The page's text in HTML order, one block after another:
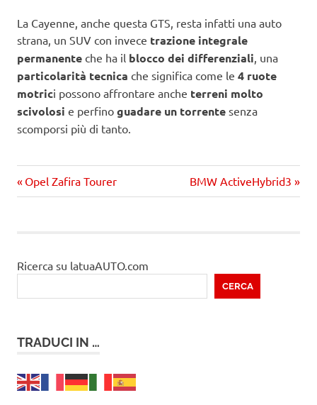
La Cayenne, anche questa GTS, resta infatti una auto
strana, un SUV con invece trazione integrale
permanente che ha il blocco dei differenziali , una
particolarità tecnica che significa come le 4 ruote
motrici possono affrontare anche terreni molto
scivolosi e perfino guadare un torrente senza
scomporsi più di tanto.
Navigazione
Precedente
articolo:
Opel Zafira Tourer
Prossimo
articolo
BMW ActiveHybrid3
Ricerca su latuaAUTO.com
CERCA
TRADUCI IN …